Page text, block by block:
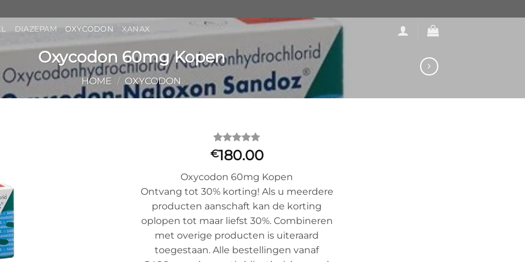
DIAZEPAM OXYCODON XANAX
Oxycodon 60mg Kopen
HOME / OXYCODON
Gewaardeerd
5op 5
op
1
klantbeoordeling
€180.00
Oxycodon 60mg Kopen
Ontvang tot 30% korting! Als u meerdere
producten aanschaft kan de korting
oplopen tot maar liefst 30%. Combineren
met overige producten is uiteraard
toegestaan. Alle bestellingen vanaf